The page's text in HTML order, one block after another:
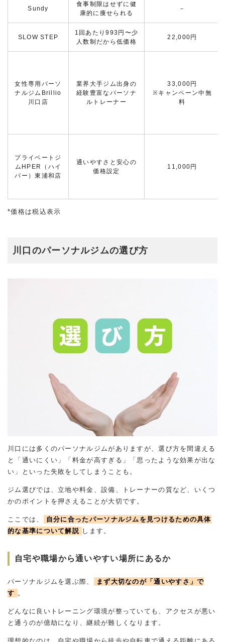
Sundy
食事制限はせずに健
康的に痩せられる
－
SLOW STEP
1回あたり993円〜少
人数制だから低価格
22,000円
女性専用パーソ
ナルジムBrillio
川口店
業界大手ジム出身の
経験豊富なパーソナ
ルトレーナー
33,000円
※キャンペーン中無
料
プライベートジ
ムHPER（ハイ
パー）東浦和店
通いやすさと安心の
価格設定
11,000円
*価格は税込表示
川口のパーソナルジムの選び方
川口には多くのパーソナルジムがありますが、選び方を間違える
と「通いにくい」「料金が高すぎる」「思ったような効果が出な
い」といった失敗をしてしまうことも。
ジム選びでは、立地や料金、設備、トレーナーの質など、いくつ
かのポイントを押さえることが大切です。
ここでは、
自分に合ったパーソナルジムを見つけるための具体
的な基準について解説 します。
自宅や職場から通いやすい場所にあるか
パーソナルジムを選ぶ際、
まず大切なのが「通いやすさ」で
す 。
どんなに良いトレーニング環境が整っていても、アクセスが悪い
と通うのが億劫になり、継続が難しくなります。